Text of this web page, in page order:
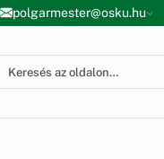
polgarmester@osku.hu